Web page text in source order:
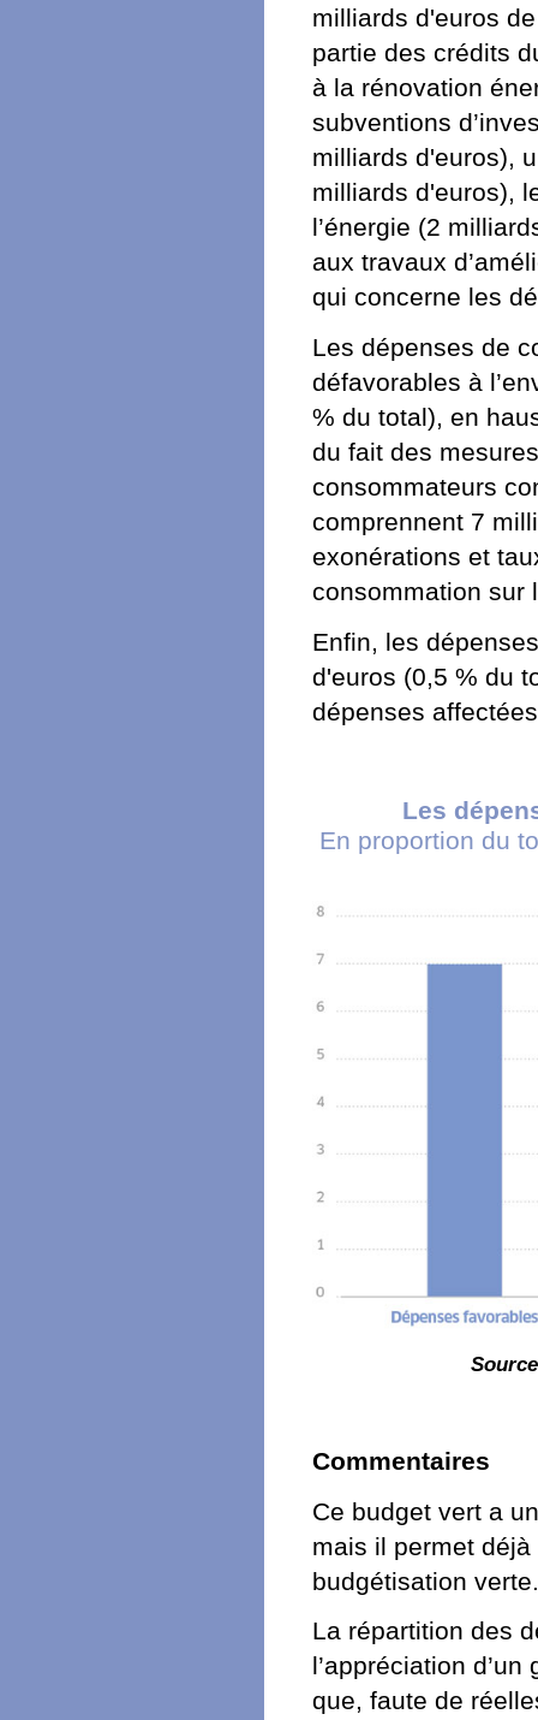
milliards d'euros
partie des crédits
à la rénovation
subventions
milliards d'euros),
milliards d'euros),
l’énergie (2
aux travaux
qui concerne les
Les dépenses de
défavorables à
% du total), en
du fait des
consommateurs
comprennent 7
exonérations et
consommation sur
Enfin, les
d'euros (0,5 % du
dépenses
Les
En proportion du
Commentaires
Ce budget vert a
mais il permet
budgétisation verte.
La répartition des
l’appréciation
que, faute de